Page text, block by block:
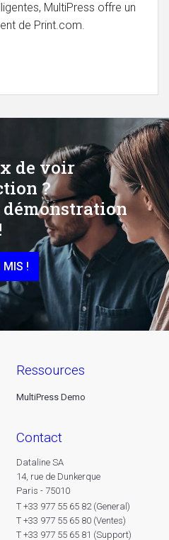
MultiPress offre un
de Print.com.
de voir
?
démonstration
!
ressources
MultiPress Demo
contact
Dataline SA
14, rue de Dunkerque
Paris - 75010
T +33 977 55 65 82 (General)
T +33 977 55 65 80 (Ventes)
T +33 977 55 65 81 (Support)